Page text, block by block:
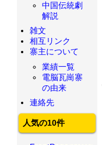
中国伝統劇
解説
雑文
相互リンク
寨主について
業績一覧
電脳瓦崗寨
の由来
連絡先
人気の10件